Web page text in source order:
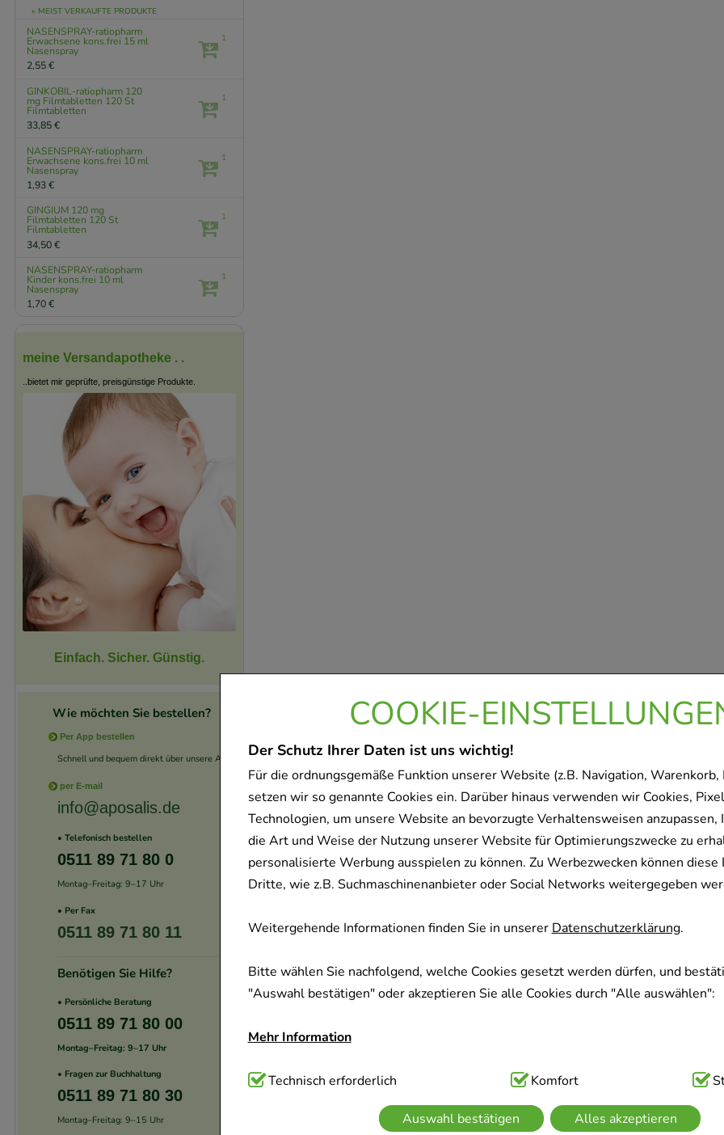
COOKIE-
Der Schutz Ihrer Daten ist uns wichtig!
Für die ordnungsgemäße Funktion unserer Website (z.B. Navigation, Warenkorb,
setzen wir so genannte Cookies ein. Darüber hinaus verwenden wir Cookies,
Technologien, um unsere Website an bevorzugte Verhaltensweisen anzupassen,
die Art und Weise der Nutzung unserer Website für Optimierungszwecke zu
personalisierte Werbung ausspielen zu können. Zu Werbezwecken können diese
Dritte, wie z.B. Suchmaschinenanbieter oder Social Networks weitergegeben
Weitergehende Informationen finden Sie in unsererDatenschutzerklärung.
Bitte wählen Sie nachfolgend, welche Cookies gesetzt werden dürfen, und
"Auswahl bestätigen" oder akzeptieren Sie alle Cookies durch "Alle auswählen":
Mehr Information
Technisch Notwendig:Hierbei handelt es sich um Cookies, die für die
Website notwendig sind (z.B. Navigation, Warenkorb, Kundenkonto), weshalb
verzichtet werden kann.
Technisch erforderlich Komfort
Auswahl bestätigen Alles akzeptieren
» MEIST VERKAUFTE PRODUKTE
NASENSPRAY-ratiopharm
Erwachsene kons.frei 15 ml
Nasenspray
2,55 €
1
GINKOBIL-ratiopharm 120
mg Filmtabletten 120 St
Filmtabletten
33,85 €
1
NASENSPRAY-ratiopharm
Erwachsene kons.frei 10 ml
Nasenspray
1,93 €
1
GINGIUM 120 mg
Filmtabletten 120 St
Filmtabletten
34,50 €
1
NASENSPRAY-ratiopharm
Kinder kons.frei 10 ml
Nasenspray
1,70 €
1
meine Versandapotheke . .
..bietet mir geprüfte, preisgünstige Produkte.
Einfach. Sicher. Günstig.
Wie möchten Sie bestellen?
Per App bestellen
Schnell und bequem direkt über unsere App.
per E-mail
info@aposalis.de
• Telefonisch bestellen
0511 89 71 80 0
Montag–Freitag: 9–17 Uhr
• Per Fax
0511 89 71 80 11
Benötigen Sie Hilfe?
• Persönliche Beratung
0511 89 71 80 00
Montag–Freitag: 9–17 Uhr
• Fragen zur Buchhaltung
0511 89 71 80 30
Montag–Freitag: 9–15 Uhr